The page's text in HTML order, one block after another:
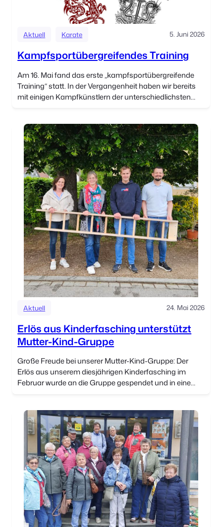
Aktuell Karate 5. Juni 2026
Kampfsportübergreifendes Training
Am 16. Mai fand das erste „kampfsportübergreifende
Training“ statt. In der Vergangenheit haben wir bereits
mit einigen Kampfkünstlern der unterschiedlichsten
Aktuell 24. Mai 2026
Erlös aus Kinderfasching unterstützt
Mutter-Kind-Gruppe
Große Freude bei unserer Mutter-Kind-Gruppe: Der
Erlös aus unserem diesjährigen Kinderfasching im
Februar wurde an die Gruppe gespendet und in eine